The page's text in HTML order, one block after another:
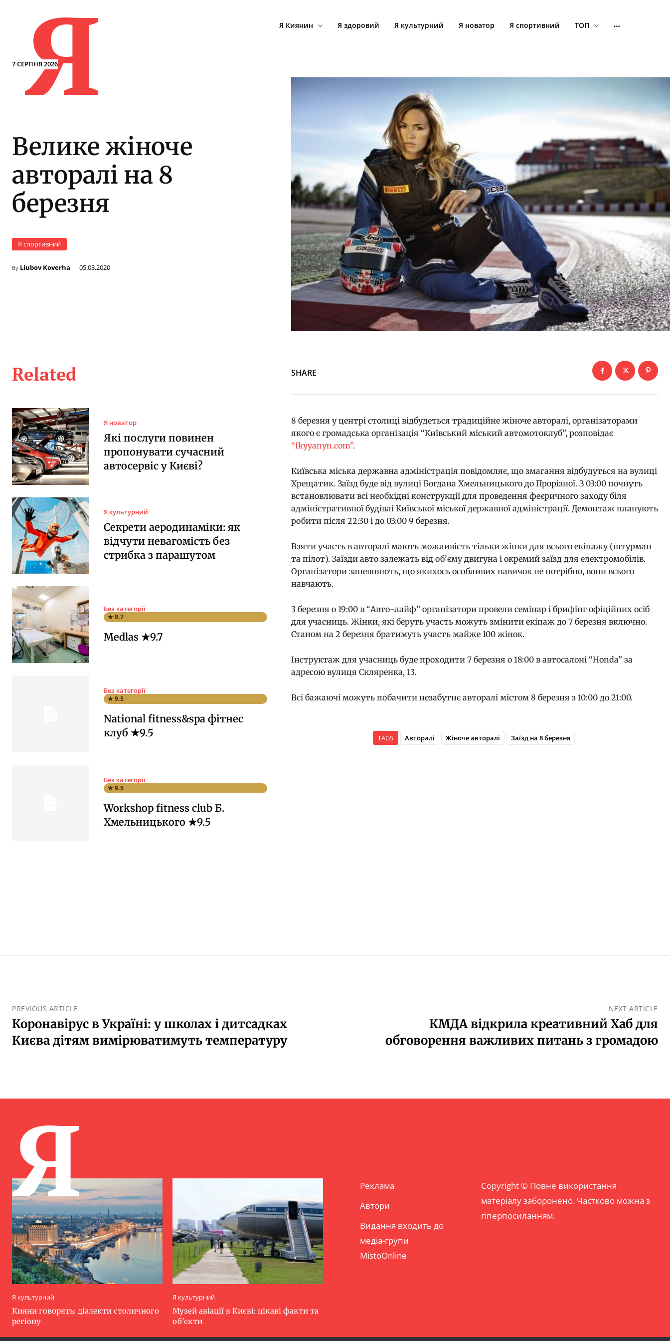
7 СЕРПНЯ 2026
Я Я Киянин Я здоровий Я культурний Я новатор Я спортивний ТОП
Велике жіноче
авторалі на 8
березня
Я спортивний
By Liubov Koverha 05.03.2020
Related
Я новатор
Які послуги повинен
пропонувати сучасний
автосервіс у Києві?
Я культурний
Секрети аеродинаміки: як
відчути невагомість без
стрибка з парашутом
Без категорії
★ 9.7
Medlas ★9.7
Без категорії
★ 9.5
National fitness&spa фітнес
клуб ★9.5
Без категорії
★ 9.5
Workshop fitness club Б.
Хмельницького ★9.5
SHARE
8 березня у центрі столиці відбудеться традиційне жіноче авторалі, організаторами
якого є громадська організація “Київський міський автомотоклуб”, розповідає
“Ikyyanyn.com”.
Київська міська державна адміністрація повідомляє, що змагання відбудуться на вулиці
Хрещатик. Заїзд буде від вулиці Богдана Хмельницького до Прорізної. З 03:00 почнуть
встановлювати всі необхідні конструкції для проведення феєричного заходу біля
адміністративної будівлі Київської міської державної адміністрації. Демонтаж планують
робити після 22:30 і до 03:00 9 березня.
Взяти участь в авторалі мають можливість тільки жінки для всього екіпажу (штурман
та пілот). Заїзди авто залежать від об’єму двигуна і окремий заїзд для електромобілів.
Організатори запевняють, що якихось особливих навичок не потрібно, вони всього
навчають.
3 березня о 19:00 в “Авто-лайф” організатори провели семінар і брифінг офіційних осіб
для учасниць. Жінки, які беруть участь можуть змінити екіпаж до 7 березня включно.
Станом на 2 березня братимуть участь майже 100 жінок.
Інструктаж для учасниць буде проходити 7 березня о 18:00 в автосалоні “Honda” за
адресою вулиця Скляренка, 13.
Всі бажаючі можуть побачити незабутнє авторалі містом 8 березня з 10:00 до 21:00.
TAGS Авторалі Жіноче авторалі Заїзд на 8 березня
PREVIOUS ARTICLE
Коронавірус в Україні: у школах і дитсадках
Києва дітям вимірюватимуть температуру
NEXT ARTICLE
КМДА відкрила креативний Хаб для
обговорення важливих питань з громадою
Я
Я культурний
Кияни говорять: діалекти столичного
регіону
Я культурний
Музей авіації в Києві: цікаві факти та
об’єкти
Реклама
Автори
Видання входить до
медіа-групи
MistoOnline
Copyright © Повне використання
матеріалу заборонено. Частково можна з
гіперпосиланням.